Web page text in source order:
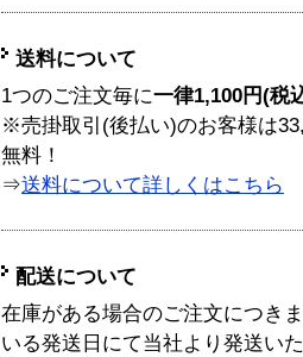
送料について
1つのご注文毎に一律1,100円(税
※売掛取引(後払い)のお客様は
無料！
⇒送料について詳しくはこちら
配送について
在庫がある場合のご注文につき
いる発送日にて当社より発送い